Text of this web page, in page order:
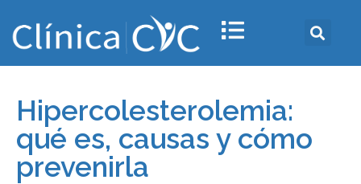
Hipercolesterolemia:
qué es, causas y cómo
prevenirla